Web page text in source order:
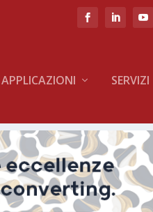
APPLICAZIONI SERVIZI